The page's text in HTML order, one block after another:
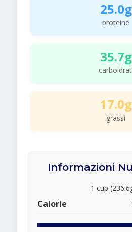
25.0g
proteine
35.7g
17.0g
grassi
Informazioni
1 cup
Calorie